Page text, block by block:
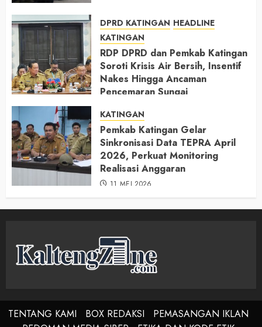
DPRD KATINGAN HEADLINE
KATINGAN
RDP DPRD dan Pemkab Katingan
Soroti Krisis Air Bersih, Insentif
Nakes Hingga Ancaman
Pencemaran Sungai
KATINGAN
Pemkab Katingan Gelar
Sinkronisasi Data TEPRA April
2026, Perkuat Monitoring
Realisasi Anggaran
11 MEI 2026
TENTANG KAMI BOX REDAKSI
PEMASANGAN IKLAN